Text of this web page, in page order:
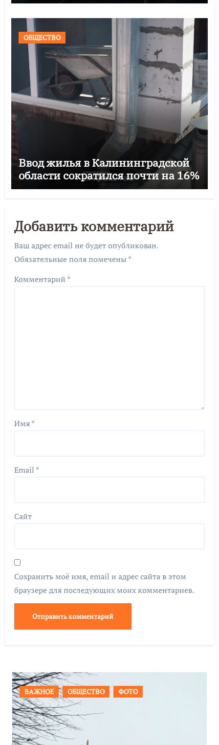
ОБЩЕСТВО
Ввод жилья в Калининградской
области сократился почти на 16%
Добавить комментарий
Ваш адрес email не будет опубликован.
Обязательные поля помечены *
Комментарий *
Имя*
Email *
Сайт
Сохранить моё имя, email и адрес сайта в этом
браузере для последующих моих комментариев.
ПРОИСШЕСТВИЯ